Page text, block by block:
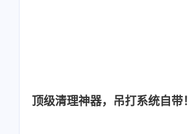
顶级清理神器，吊打系统自带！